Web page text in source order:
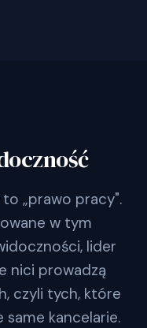
„prawo pracy".
w tym
lider
nici prowadzą
czyli tych, które
same kancelarie.